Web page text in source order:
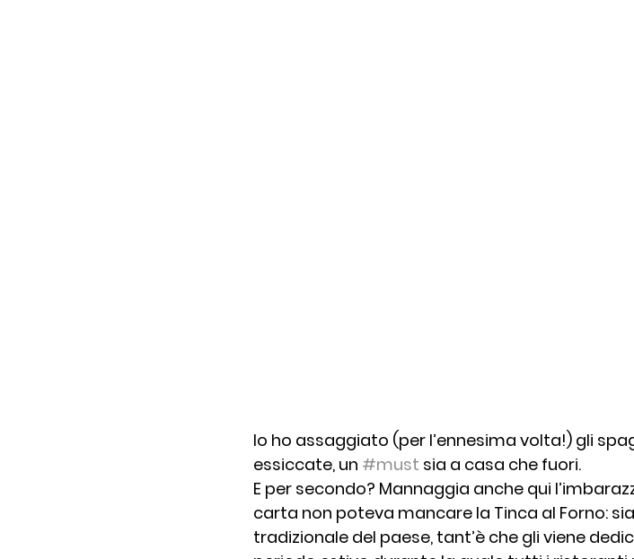
Io ho assaggiato (per l’ennesima volta!) gli
essiccate, un #must sia a casa che fuori.
E per secondo? Mannaggia anche qui
carta non poteva mancare la Tinca al Forno:
tradizionale del paese, tant’è che gli viene